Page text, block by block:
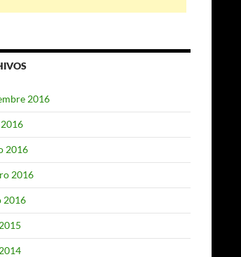
2016
2016
2016
2016